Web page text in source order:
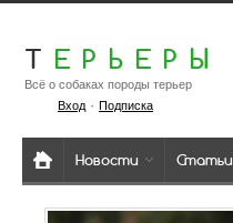
Т ЕРЬЕРЫ
Всё о собаках породы терьер
Вход· Подписка
Новости Статьи